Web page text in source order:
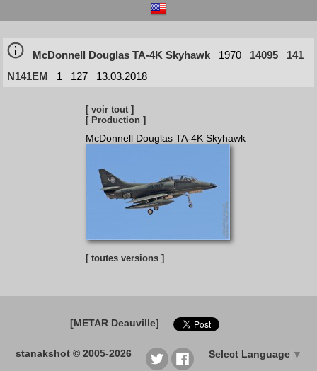
McDonnell Douglas TA-4K Skyhawk 1970 14095
141
N141EM
1 127 13.03.2018
[ voir tout ]
[ Production ]
McDonnell Douglas TA-4K Skyhawk
[ toutes versions ]
[METAR Deauville]
stanakshot © 2005-2026 Select Language ▼